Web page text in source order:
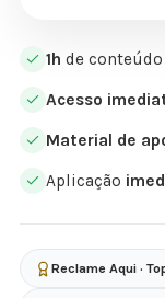
1h de
Acesso
Material de
Aplicação
Reclame Aqui ·